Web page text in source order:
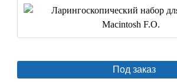
Под заказ